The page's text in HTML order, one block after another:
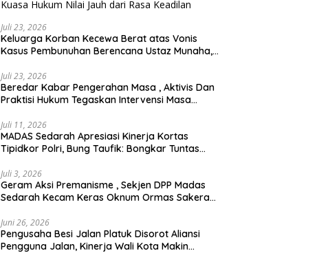
Juli 23, 2026
Keluarga Korban Kecewa Berat atas Vonis
Kasus Pembunuhan Berencana Ustaz Munaha,
Juli 23, 2026
Beredar Kabar Pengerahan Masa , Aktivis Dan
Praktisi Hukum Tegaskan Intervensi Masa
Juli 11, 2026
MADAS Sedarah Apresiasi Kinerja Kortas
Tipidkor Polri, Bung Taufik: Bongkar Tuntas
akarnya
Juli 3, 2026
Geram Aksi Premanisme , Sekjen DPP Madas
Sedarah Kecam Keras Oknum Ormas Sakera
Juni 26, 2026
Pengusaha Besi Jalan Platuk Disorot Aliansi
Pengguna Jalan, Kinerja Wali Kota Makin